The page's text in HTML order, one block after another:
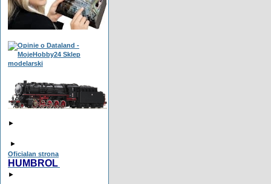
►
►
Oficialan strona
HUMBROL
►